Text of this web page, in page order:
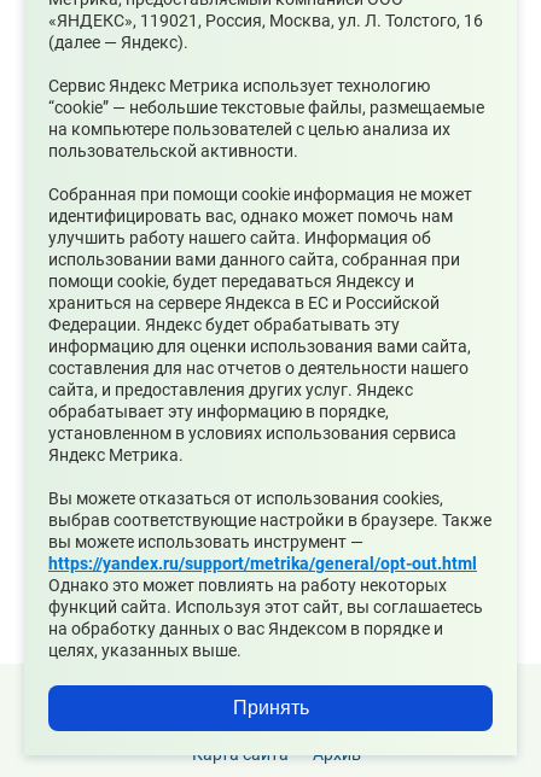
Ожидаются сильные ливни
05.08.2026
Супруги могут получать социальные
налоговые вычеты за обучение и лечение друг
друга
«ЯНДЕКС», 119021, Россия, Москва, ул. Л. Толстого, 16
(далее — Яндекс).
Сервис Яндекс Метрика использует технологию
“cookie” — небольшие текстовые файлы, размещаемые
на компьютере пользователей с целью анализа их
пользовательской активности.
Собранная при помощи cookie информация не может
идентифицировать вас, однако может помочь нам
улучшить работу нашего сайта. Информация об
использовании вами данного сайта, собранная при
помощи cookie, будет передаваться Яндексу и
храниться на сервере Яндекса в ЕС и Российской
Федерации. Яндекс будет обрабатывать эту
информацию для оценки использования вами сайта,
составления для нас отчетов о деятельности нашего
сайта, и предоставления других услуг. Яндекс
обрабатывает эту информацию в порядке,
установленном в условиях использования сервиса
Яндекс Метрика.
Вы можете отказаться от использования cookies,
выбрав соответствующие настройки в браузере. Также
вы можете использовать инструмент —
https://yandex.ru/support/metrika/general/opt-out.html
Однако это может повлиять на работу некоторых
функций сайта. Используя этот сайт, вы соглашаетесь
на обработку данных о вас Яндексом в порядке и
целях, указанных выше.
Принять
© 2026 Официальный сайт Муниципального округа
Среднеуральск Свердловской области
Карта сайта
Архив